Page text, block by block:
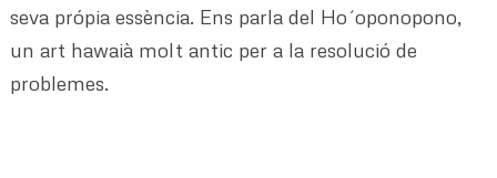
seva própia essència. Ens parla del Ho´oponopono,
un art hawaià molt antic per a la resolució de
problemes.